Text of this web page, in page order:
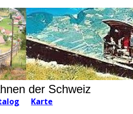
der Schweiz
Karte